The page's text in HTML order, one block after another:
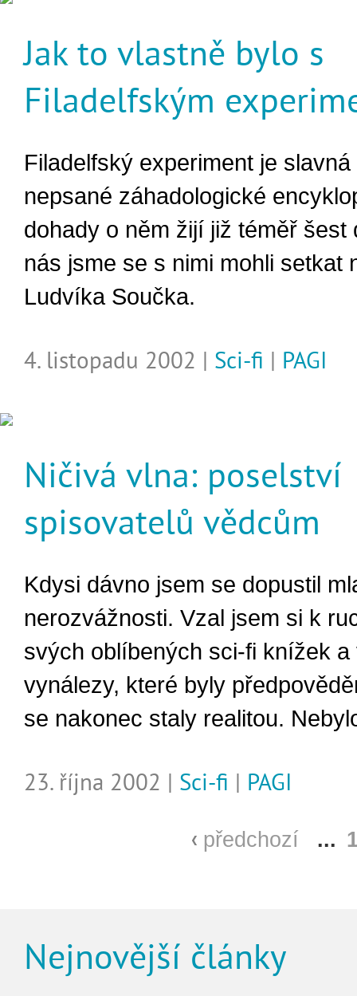
Jak to vlastně bylo s
Filadelfským
Filadelfský experiment je
nepsané záhadologické
dohady o něm žijí již téměř šest
nás jsme se s nimi mohli setkat
Ludvíka Součka.
4. listopadu 2002 | Sci-fi | PAGI
Ničivá vlna: poselství
spisovatelů vědcům
Kdysi dávno jsem se dopustil
nerozvážnosti. Vzal jsem si k
svých oblíbených sci-fi knížek a
vynálezy, které byly
se nakonec staly realitou.
23. října 2002 | Sci-fi | PAGI
předchozí ...
Nejnovější články